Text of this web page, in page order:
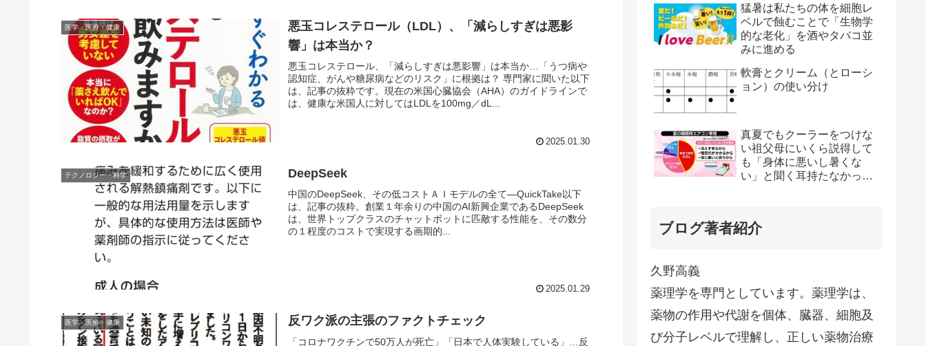
医学・医療・健康
悪玉コレステロール（LDL）、「減らしすぎは悪影
響」は本当か？
悪玉コレステロール、「減らしすぎは悪影響」は本当か…「うつ病や
認知症、がんや糖尿病などのリスク」に根拠は？ 専門家に聞いた以下
は、記事の抜粋です。現在の米国心臓協会（AHA）のガイドラインで
は、健康な米国人に対してはLDLを100mg／dL...
2025.01.30
テクノロジー・科学 DeepSeek
中国のDeepSeek、その低コストＡＩモデルの全て―QuickTake以下
は、記事の抜粋。創業１年余りの中国のAI新興企業であるDeepSeek
は、世界トップクラスのチャットボットに匹敵する性能を、その数分
の１程度のコストで実現する画期的...
2025.01.29
医学・医療・健康 反ワク派の主張のファクトチェック
「コロナワクチンで50万人が死亡」「日本で人体実験している」…反
猛暑は私たちの体を細胞レ
ベルで蝕むことで「生物学
的な老化」を酒やタバコ並
みに進める
軟膏とクリーム（とローシ
ョン）の使い分け
真夏でもクーラーをつけな
い祖父母にいくら説得して
も「身体に悪いし暑くな
い」と聞く耳持たなかった
ブログ著者紹介
久野高義
薬理学を専門としています。薬理学は、
薬物の作用や代謝を個体、臓器、細胞及
び分子レベルで理解し、正しい薬物治療